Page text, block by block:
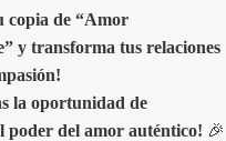
copia de “Amor
y transforma tus relaciones
la oportunidad de
poder del amor auténtico! 🎉